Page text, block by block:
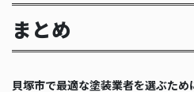
まとめ
貝塚市で最適な塗装業者を選ぶた